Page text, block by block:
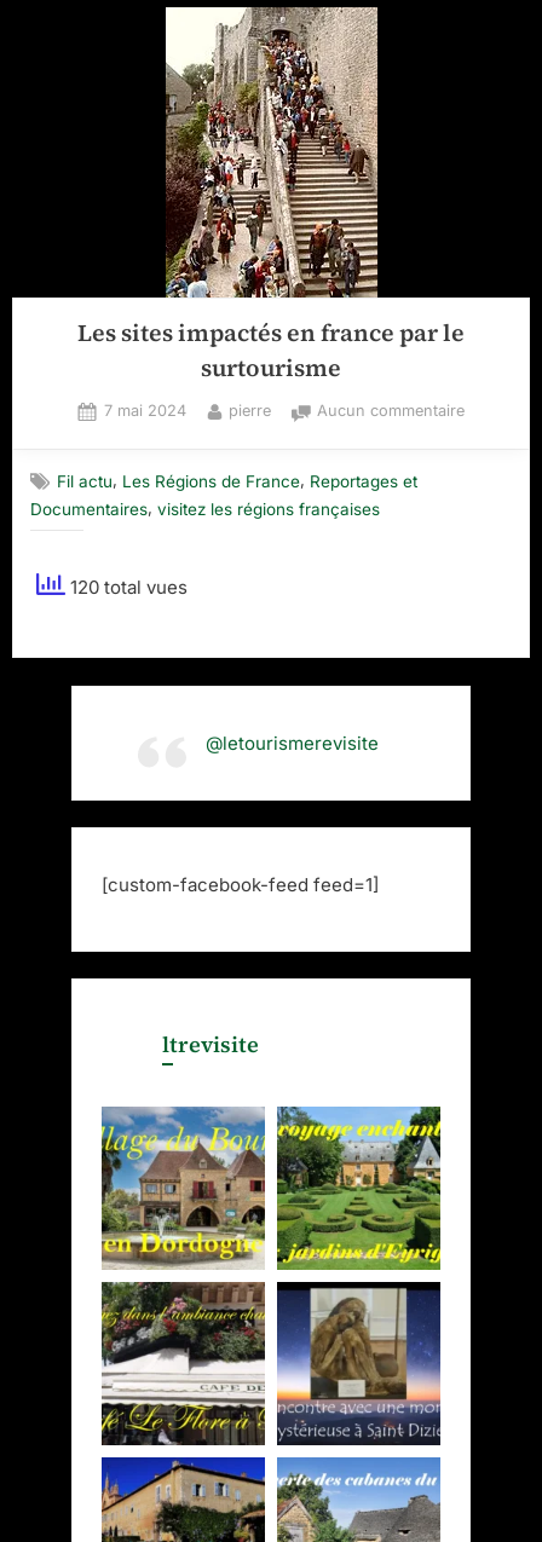
Les sites impactés en france par le
surtourisme
Posted
7 mai 2024 By
pierre Aucun commentairesur
Fil actu, Les Régions de France, Reportages et
Documentaires, visitez les régions françaises
120 total vues
@letourismerevisite
[custom-facebook-feed feed=1]
ltrevisite